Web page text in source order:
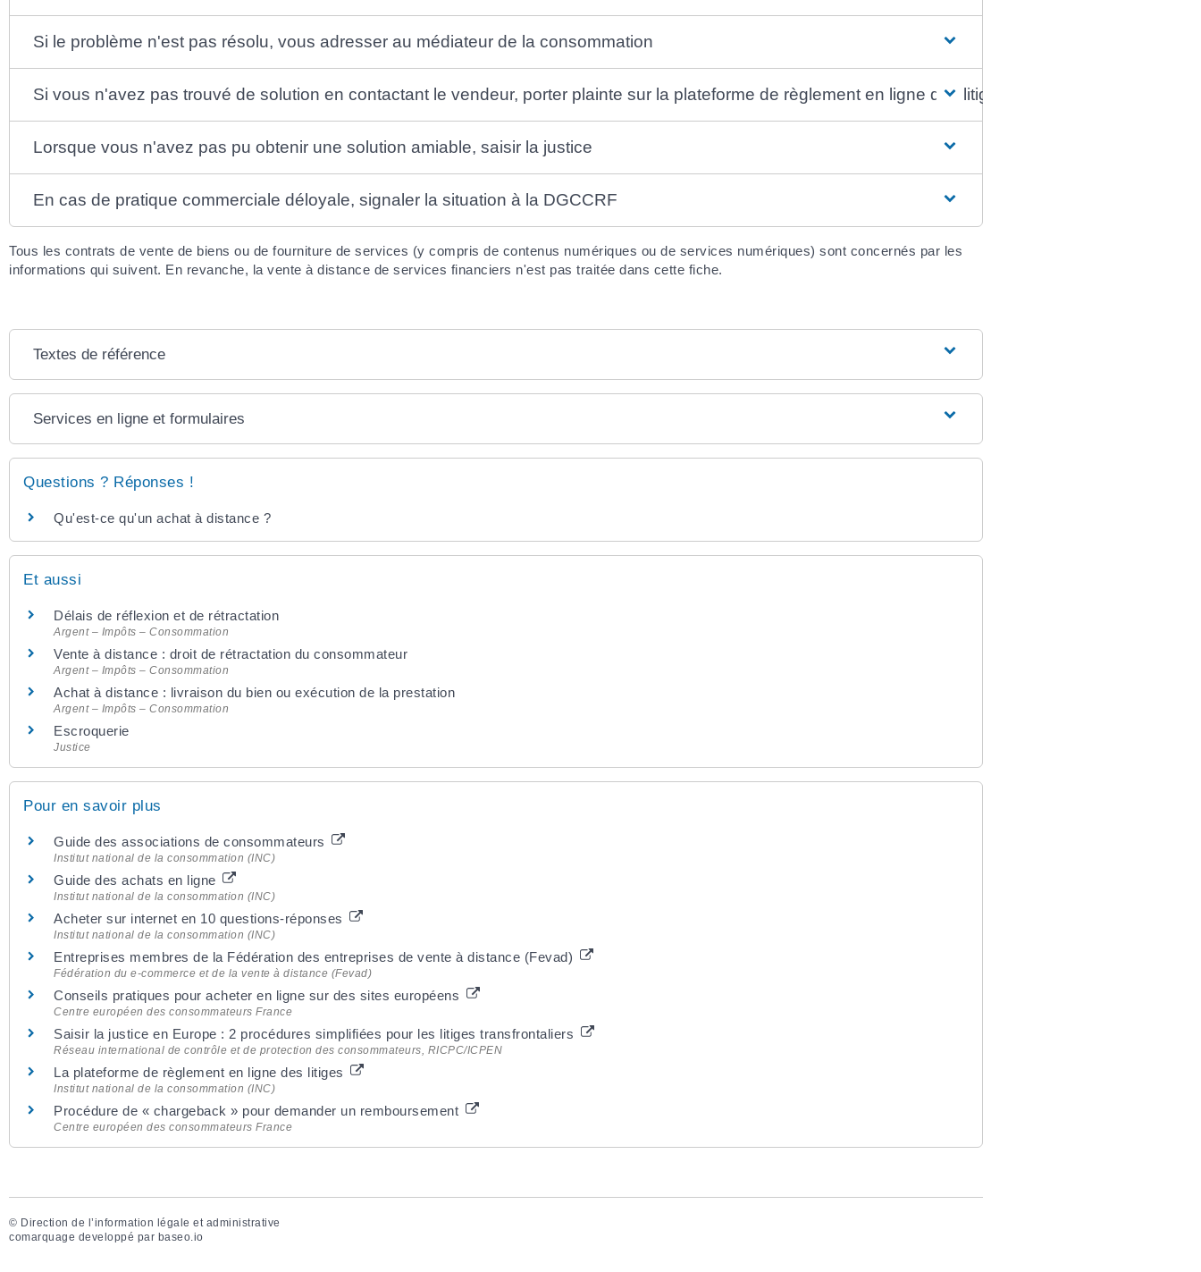
Si le problème n'est pas résolu, vous adresser au médiateur de la consommation
Si vous n'avez pas trouvé de solution en contactant le vendeur, porter plainte sur la plateforme de règlement en ligne des litiges (RLL)
Lorsque vous n'avez pas pu obtenir une solution amiable, saisir la justice
En cas de pratique commerciale déloyale, signaler la situation à la DGCCRF
Tous les contrats de vente de biens ou de fourniture de services (y compris de contenus numériques ou de services numériques) sont concernés par les
informations qui suivent. En revanche, la vente à distance de services financiers n'est pas traitée dans cette fiche.
Textes de référence
Services en ligne et formulaires
Questions ? Réponses !
Qu'est-ce qu'un achat à distance ?
Et aussi
Délais de réflexion et de rétractation
Argent – Impôts – Consommation
Vente à distance : droit de rétractation du consommateur
Argent – Impôts – Consommation
Achat à distance : livraison du bien ou exécution de la prestation
Argent – Impôts – Consommation
Escroquerie
Justice
Pour en savoir plus
Guide des associations de consommateurs
Institut national de la consommation (INC)
Guide des achats en ligne
Institut national de la consommation (INC)
Acheter sur internet en 10 questions-réponses
Institut national de la consommation (INC)
Entreprises membres de la Fédération des entreprises de vente à distance (Fevad)
Fédération du e-commerce et de la vente à distance (Fevad)
Conseils pratiques pour acheter en ligne sur des sites européens
Centre européen des consommateurs France
Saisir la justice en Europe : 2 procédures simplifiées pour les litiges transfrontaliers
Réseau international de contrôle et de protection des consommateurs, RICPC/ICPEN
La plateforme de règlement en ligne des litiges
Institut national de la consommation (INC)
Procédure de « chargeback » pour demander un remboursement
Centre européen des consommateurs France
© Direction de l’information légale et administrative
comarquage developpé par baseo.io